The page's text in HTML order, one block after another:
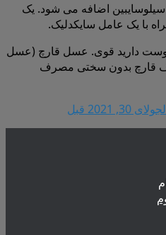
اضافه می شود. یک
با یک عامل سایکدلیک.
دوست دارید قوی. عسل قارچ (عسل
قارچ بدون سختی مصرف
جولای 30, 2021
قبل